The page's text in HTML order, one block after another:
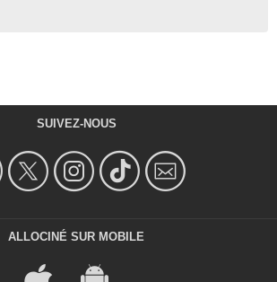
SUIVEZ-NOUS
ALLOCINÉ SUR MOBILE